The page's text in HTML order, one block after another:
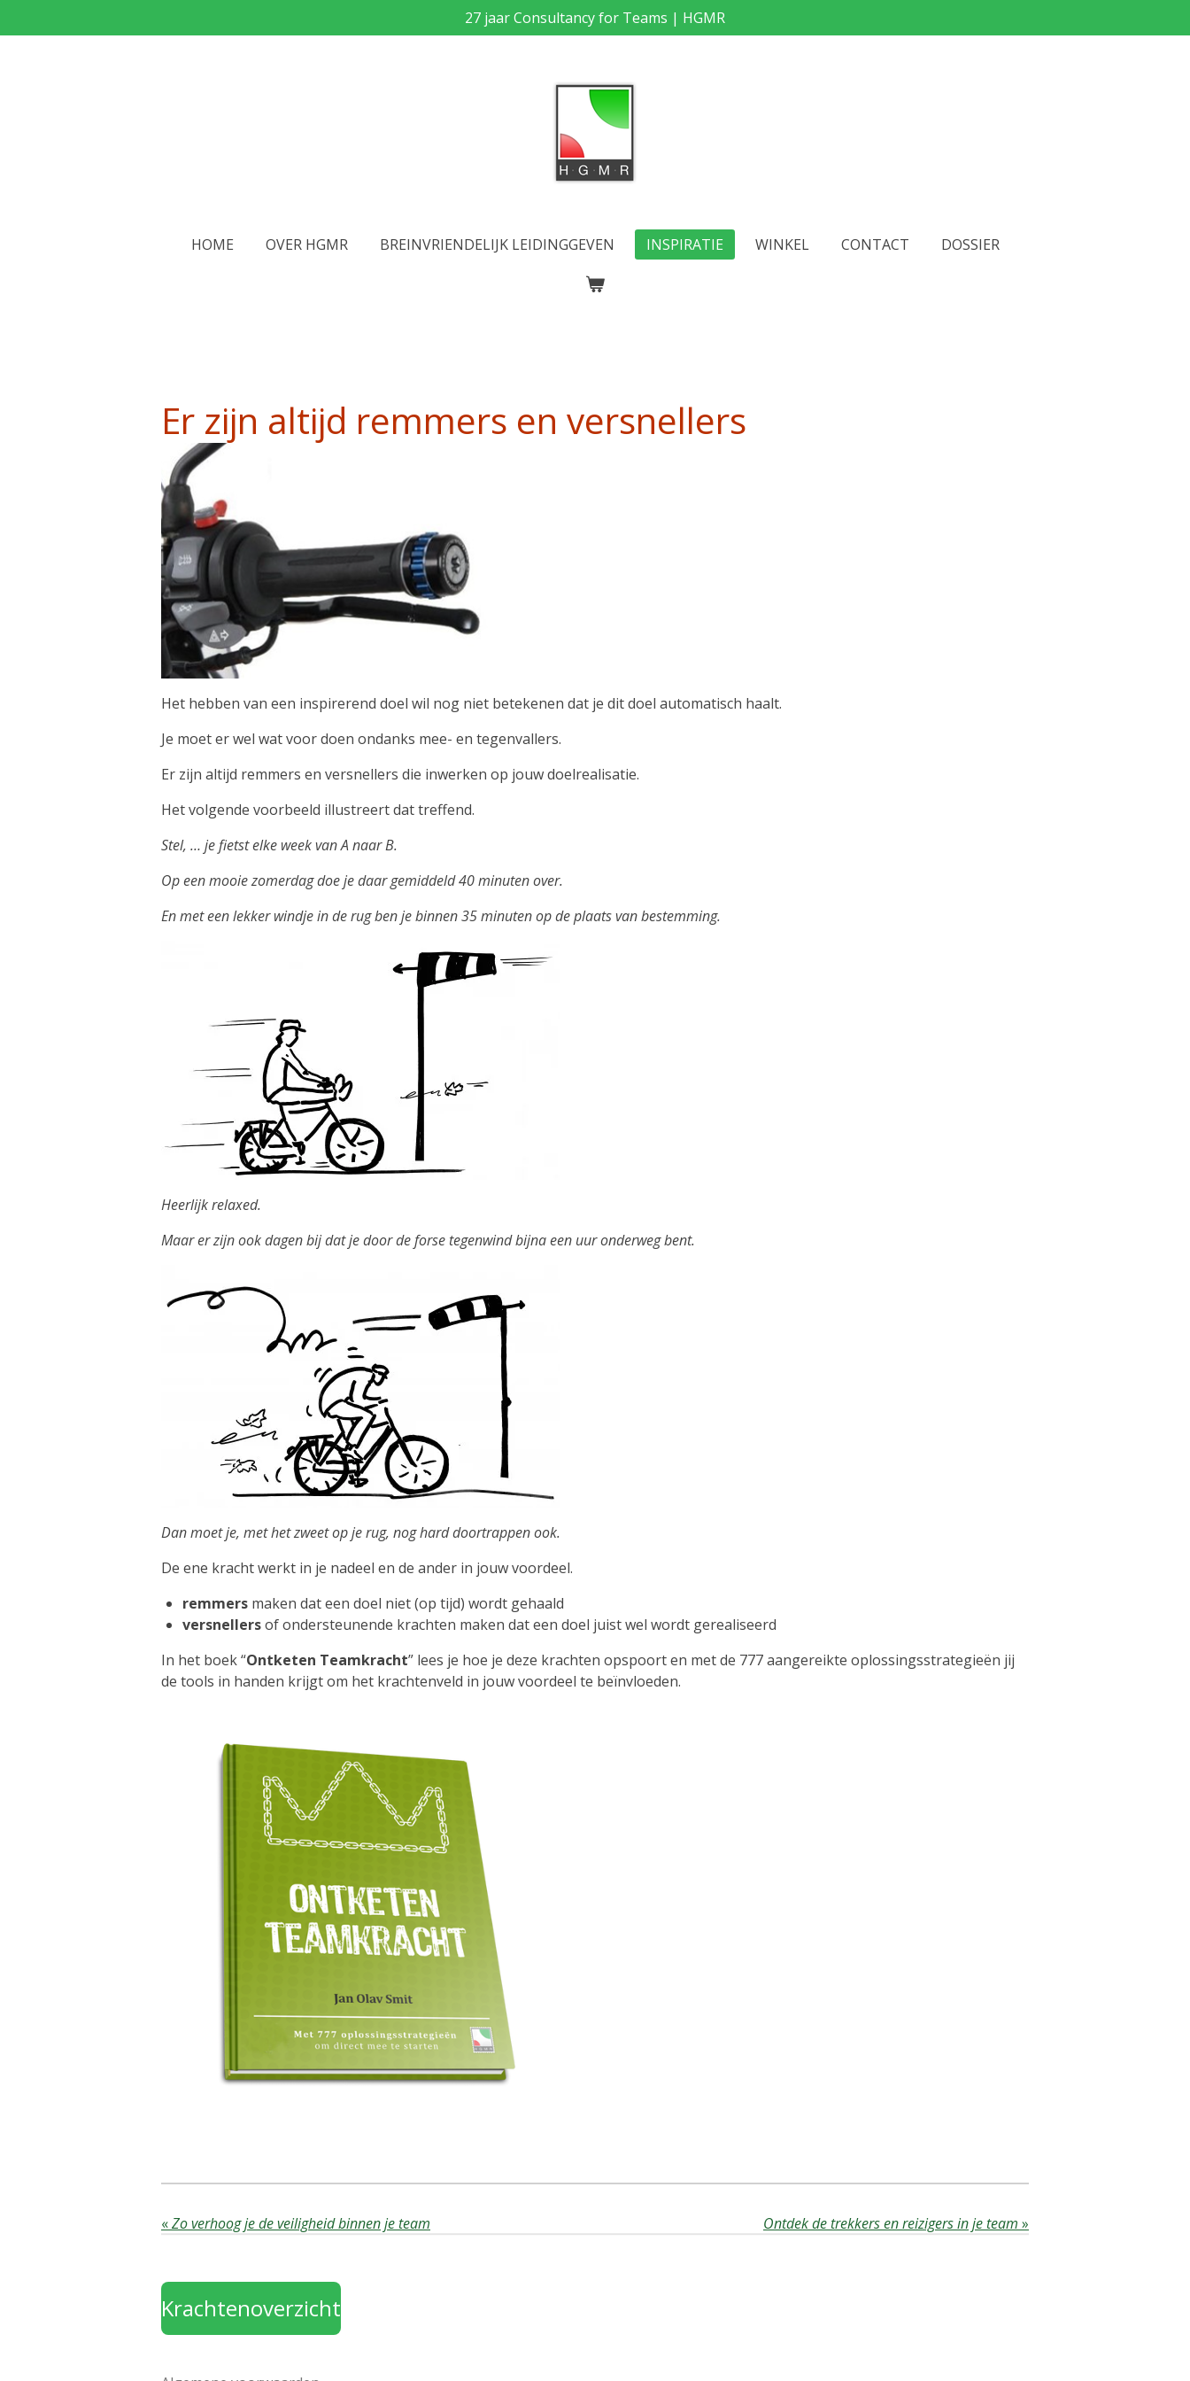
direct
27 jaar Consultancy for Teams | HGMR
HOME OVER HGMR BREINVRIENDELIJK LEIDINGGEVEN INSPIRATIE WINKEL CONTACT DOSSIER
Er zijn altijd remmers en versnellers
Het hebben van een inspirerend doel wil nog niet betekenen dat je dit doel automatisch haalt.
Je moet er wel wat voor doen ondanks mee- en tegenvallers.
Er zijn altijd remmers en versnellers die inwerken op jouw doelrealisatie.
Het volgende voorbeeld illustreert dat treffend.
Stel, … je fietst elke week van A naar B.
Op een mooie zomerdag doe je daar gemiddeld 40 minuten over.
En met een lekker windje in de rug ben je binnen 35 minuten op de plaats van bestemming.
Heerlijk relaxed.
Maar er zijn ook dagen bij dat je door de forse tegenwind bijna een uur onderweg bent.
Dan moet je, met het zweet op je rug, nog hard doortrappen ook.
De ene kracht werkt in je nadeel en de ander in jouw voordeel.
remmers maken dat een doel niet (op tijd) wordt gehaald
versnellersof ondersteunende krachten maken dat een doel juist wel wordt gerealiseerd
In het boek “Ontketen Teamkracht” lees je hoe je deze krachten opspoort en met de 777 aangereikte oplossingsstrategieën jij
de tools in handen krijgt om het krachtenveld in jouw voordeel te beïnvloeden.
«Zo verhoog je de veiligheid binnen je team Ontdek de trekkers en reizigers in je team »
Krachtenoverzicht